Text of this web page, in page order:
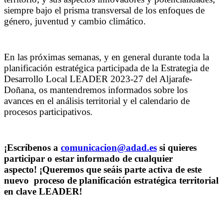
siempre bajo el prisma transversal de los enfoques de
género, juventud y cambio climático.
En las próximas semanas, y en general durante toda la
planificación estratégica participada de la Estrategia de
Desarrollo Local LEADER 2023-27 del Aljarafe-
Doñana, os mantendremos informados sobre los
avances en el análisis territorial y el calendario de
procesos participativos.
¡Escríbenos a comunicacion@adad.es si quieres
participar o estar informado de cualquier
aspecto! ¡Queremos que seáis parte activa de este
nuevo proceso de planificación estratégica territorial
en clave LEADER!